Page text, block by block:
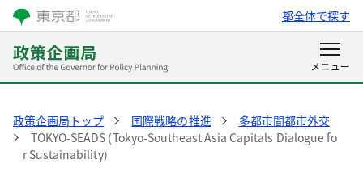
都全体で探す
政策企画局トップ 国際戦略の推進
多都市間都市外交
TOKYO-SEADS (Tokyo-Southeast Asia Capitals Dialogue fo
r Sustainability)